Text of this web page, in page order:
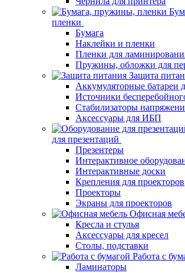
пленки
Бумага
Наклейки и пленки
Пленки для
Пружины, обложки для
Защита
Аккумуляторные батареи
Источники
Стабилизаторы
Аксессуары для ИБП
для презентаций
Презентеры
Интерактивное
Интерактивные доски
Крепления для проекторов
Проекторы
Экраны для проекторов
Офисная
Кресла и стулья
Аксессуары для кресел
Столы, подставки
Работа с
Ламинаторы